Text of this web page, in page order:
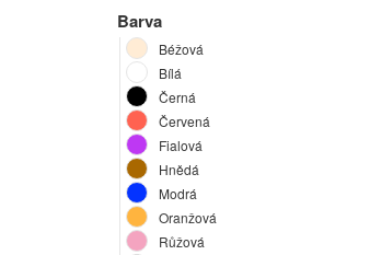
Barva
Béžová
Bílá
Černá
Červená
Fialová
Hnědá
Modrá
Oranžová
Růžová